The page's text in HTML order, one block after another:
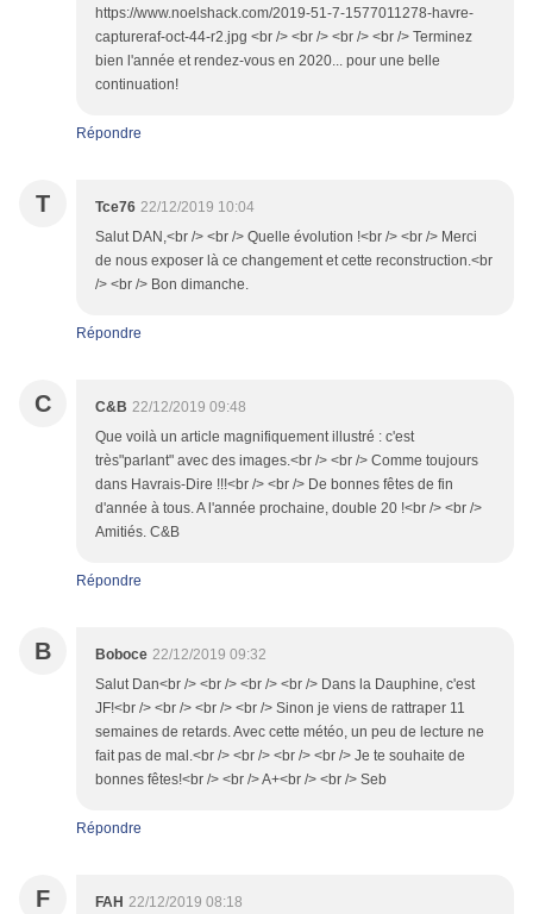
https://www.noelshack.com/2019-51-7-1577011278-havre-
captureraf-oct-44-r2.jpg <br /> <br /> <br /> <br /> Terminez
bien l'année et rendez-vous en 2020... pour une belle
continuation!
Répondre
T Tce76 22/12/2019 10:04
Salut DAN,<br /> <br /> Quelle évolution !<br /> <br /> Merci
de nous exposer là ce changement et cette reconstruction.<br
/> <br /> Bon dimanche.
Répondre
C C&B 22/12/2019 09:48
Que voilà un article magnifiquement illustré : c'est
très"parlant" avec des images.<br /> <br /> Comme toujours
dans Havrais-Dire !!!<br /> <br /> De bonnes fêtes de fin
d'année à tous. A l'année prochaine, double 20 !<br /> <br />
Amitiés. C&B
Répondre
B Boboce 22/12/2019 09:32
Salut Dan<br /> <br /> <br /> <br /> Dans la Dauphine, c'est
JF!<br /> <br /> <br /> <br /> Sinon je viens de rattraper 11
semaines de retards. Avec cette météo, un peu de lecture ne
fait pas de mal.<br /> <br /> <br /> <br /> Je te souhaite de
bonnes fêtes!<br /> <br /> A+<br /> <br /> Seb
Répondre
F FAH 22/12/2019 08:18